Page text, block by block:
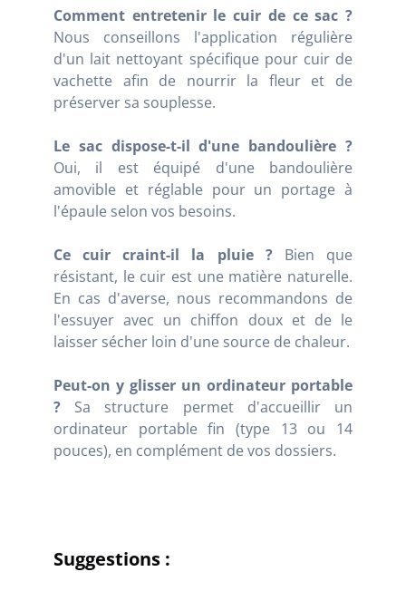
Comment entretenir le cuir de ce sac ?
Nous conseillons l'application régulière
d'un lait nettoyant spécifique pour cuir de
vachette afin de nourrir la fleur et de
préserver sa souplesse.
Le sac dispose-t-il d'une bandoulière ?
Oui, il est équipé d'une bandoulière
amovible et réglable pour un portage à
l'épaule selon vos besoins.
Ce cuir craint-il la pluie ?Bien que
résistant, le cuir est une matière naturelle.
En cas d'averse, nous recommandons de
l'essuyer avec un chiffon doux et de le
laisser sécher loin d'une source de chaleur.
Peut-on y glisser un ordinateur portable
? Sa structure permet d'accueillir un
ordinateur portable fin (type 13 ou 14
pouces), en complément de vos dossiers.
Suggestions :